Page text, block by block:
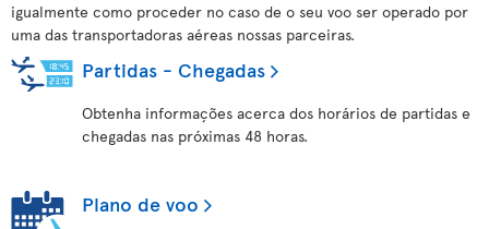
igualmente como proceder no caso de o seu voo ser operado por
uma das transportadoras aéreas nossas parceiras.
Partidas - Chegadas
Obtenha informações acerca dos horários de partidas e
chegadas nas próximas 48 horas.
Plano de voo